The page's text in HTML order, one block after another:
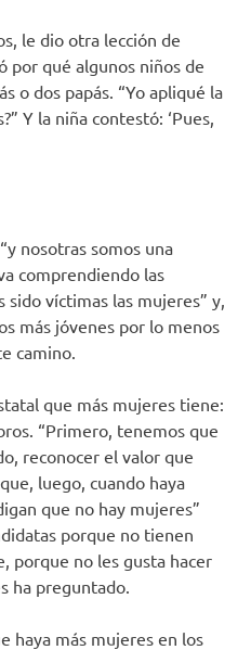
le dio otra lección de
por qué algunos niños de
o dos papás. “Yo apliqué la
Y la niña contestó: ‘Pues,
nosotras somos una
comprendiendo las
sido víctimas las mujeres” y,
más jóvenes por lo menos
camino.
que más mujeres tiene:
“Primero, tenemos que
reconocer el valor que
luego, cuando haya
que no hay mujeres”
porque no tienen
porque no les gusta hacer
ha preguntado.
haya más mujeres en los